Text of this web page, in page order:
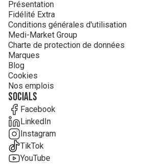
Présentation
Fidélité Extra
Conditions générales d'utilisation
Medi-Market Group
Charte de protection de données
Marques
Blog
Cookies
Nos emplois
Socials
Facebook
LinkedIn
Instagram
TikTok
YouTube